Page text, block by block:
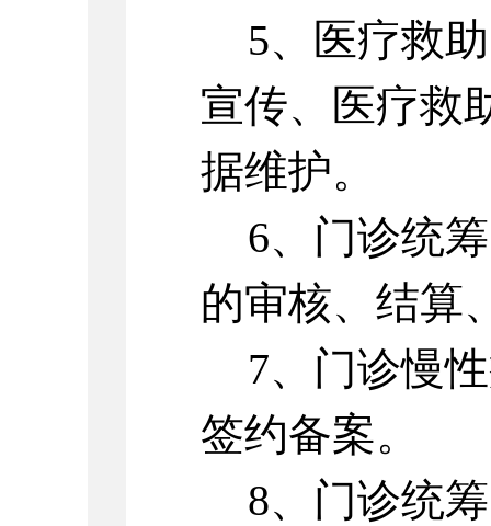
5、医疗救
宣传、医疗救
据维护。
6、门诊统
的审核、结算
7、门诊慢
签约备案。
8、门诊统